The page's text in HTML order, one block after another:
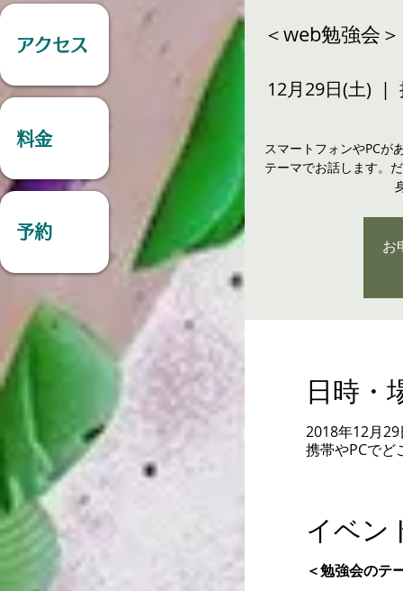
＜web勉強会
12月29日(土)
  |
スマートフォンやPCが
テーマでお話します。
お
日時・
2018年12月
携帯やPCでど
イベン
＜勉強会のテ
アクセス
料金
予約